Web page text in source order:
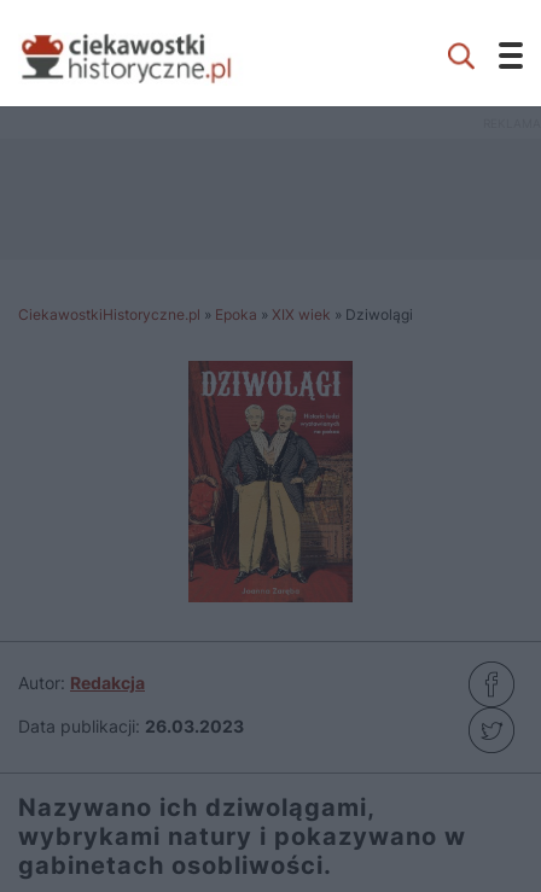
CiekawostkiHistoryczne.pl » Epoka » XIX wiek » Dziwolągi
Autor: Redakcja
Data publikacji: 26.03.2023
Nazywano ich dziwolągami,
wybrykami natury i pokazywano w
gabinetach osobliwości.